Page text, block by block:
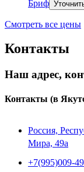
Бриф
Смотреть все цены
Контакты
Наш адрес,
Контакты (в
Россия,
Мира, 49a
+7(995)009-